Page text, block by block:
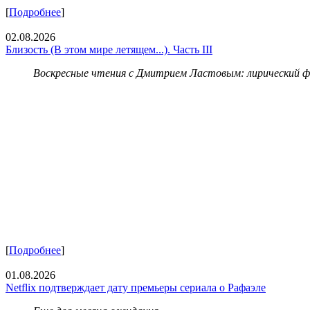
[Подробнее]
02.08.2026
Близость (В этом мире летящем...). Часть III
Воскресные чтения с Дмитрием Ластовым: лирический
[Подробнее]
01.08.2026
Netflix подтверждает дату премьеры сериала о Рафаэле